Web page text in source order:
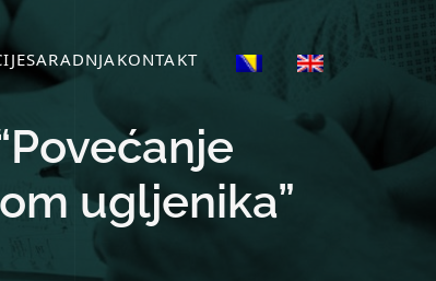
SARADNJAKONTAKT
ugljenika”